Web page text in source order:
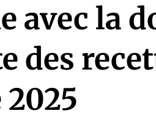
avec la
des